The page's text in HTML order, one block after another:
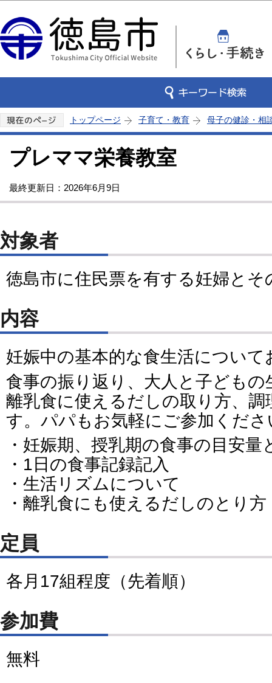
トップページ 子育て・教育 母子の健診・相
プレママ栄養教室
最終更新日：2026年6月9日
対象者
徳島市に住民票を有する妊婦とそ
内容
妊娠中の基本的な食生活について
食事の振り返り、大人と子ども
離乳食に使えるだしの取り方、
す。パパもお気軽にご参加くださ
・妊娠期、授乳期の食事の目安量
・1日の食事記録記入
・生活リズムについて
・離乳食にも使えるだしのとり方
定員
各月17組程度（先着順）
参加費
無料